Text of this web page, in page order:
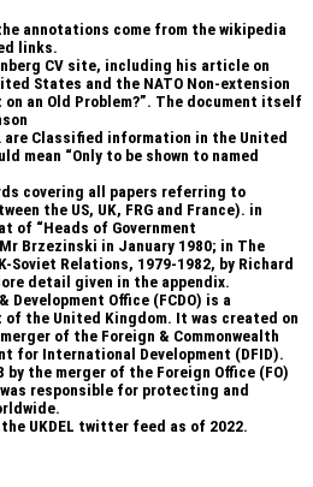
annotations come from the wikipedia
links.
CV site, including his article on
States and the NATO Non-extension
an Old Problem?”. The document itself
… are Classified information in the United
mean “Only to be shown to named
covering all papers referring to
the US, UK, FRG and France). in
“Heads of Government
Brzezinski in January 1980; in The
Soviet Relations, 1979-1982, by Richard
detail given in the appendix.
Development Office (FCDO) is a
the United Kingdom. It was created on
of the Foreign & Commonwealth
for International Development (DFID).
the merger of the Foreign Office (FO)
responsible for protecting and
UKDEL twitter feed as of 2022.